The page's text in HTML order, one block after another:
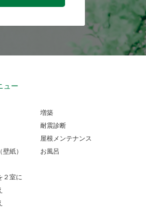
ュー
紙）
２室に
増築
耐震診断
屋根メンテナンス
お風呂